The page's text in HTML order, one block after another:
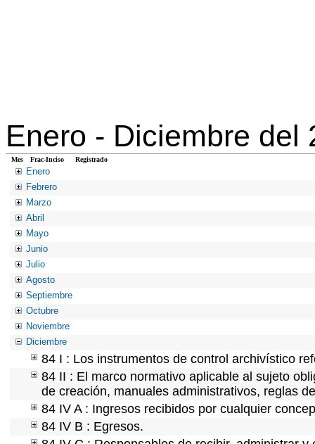
Enero - Diciembre del
Mes Frac-Inciso Registrado
Enero
Febrero
Marzo
Abril
Mayo
Junio
Julio
Agosto
Septiembre
Octubre
Noviembre
Diciembre
84 I : Los instrumentos de control archivístico
84 II : El marco normativo aplicable al sujeto
de creación, manuales administrativos, reglas
84 IV A : Ingresos recibidos por cualquier
84 IV B : Egresos.